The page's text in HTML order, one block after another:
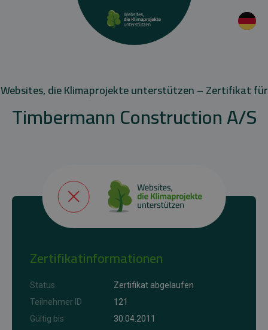
Websites, die Klimaprojekte unterstützen – Zertifikat für
Timbermann Construction A/S
Zertifikatinformationen
Status
Zertifikat abgelaufen
Teilnehmer ID
121
Gültig bis
30.04.2011